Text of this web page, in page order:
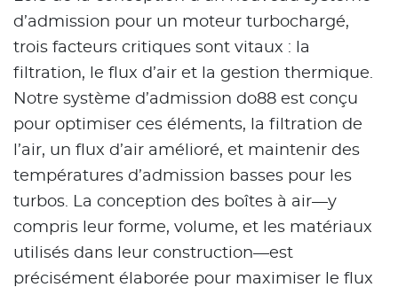
d’admission pour un moteur turbochargé,
trois facteurs critiques sont vitaux : la
filtration, le flux d’air et la gestion thermique.
Notre système d’admission do88 est conçu
pour optimiser ces éléments, la filtration de
l’air, un flux d’air amélioré, et maintenir des
températures d’admission basses pour les
turbos. La conception des boîtes à air—y
compris leur forme, volume, et les matériaux
utilisés dans leur construction—est
précisément élaborée pour maximiser le flux